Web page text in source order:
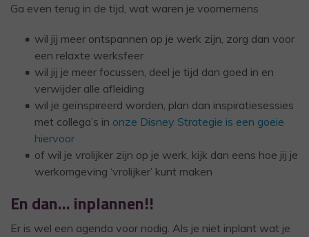
Ga even terug in de tijd, wat waren je voornemens
wil jij meer ontspannen op je werk zijn, zorg dan voor
een relaxte werksfeer
wil jij je meer focussen, deel je tijd dan goed in en
verwijder alle afleiding
wil je geïnspireerd worden, plan dan inspiratiesessies
met collega’s in onze Disney Strategie is een goeie
hiervoor
of wil je vrolijker zijn op je werk, kijk dan eens hoe jij je
werkomgeving ‘vrolijker’ kunt maken
En dan… inplannen!!
Er is wel een agenda voor nodig. Als je niet inplant wat je